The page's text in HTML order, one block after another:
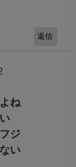
返信
ね
ジ
い